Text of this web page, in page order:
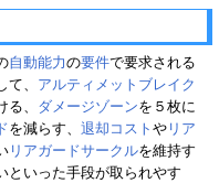
自動能力の要件で要求される
、 アルティメットブレイク
、 ダメージゾーンを５枚に
を減らす、 退却 コスト や リア
リアガードサークルを維持す
といった手段が取られやす